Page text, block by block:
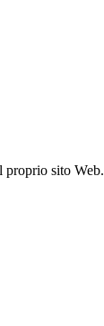
proprio sito Web.